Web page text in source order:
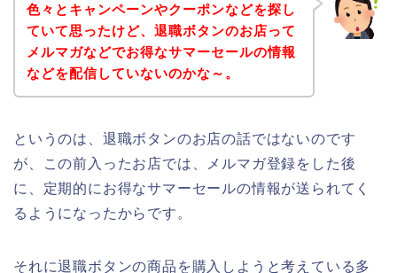
色々とキャンペーンやクーポンなどを探し
ていて思ったけど、退職ボタンのお店って
メルマガなどでお得なサマーセールの情報
などを配信していないのかな～。
というのは、退職ボタンのお店の話ではないのです
が、この前入ったお店では、メルマガ登録をした後
に、定期的にお得なサマーセールの情報が送られてく
るようになったからです。
それに退職ボタンの商品を購入しようと考えている多